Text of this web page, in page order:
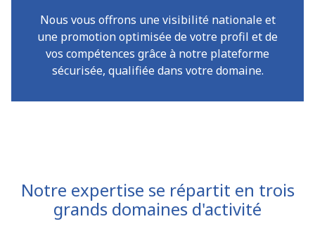
Nous vous offrons une visibilité nationale et
une promotion optimisée de votre profil et de
vos compétences grâce à notre plateforme
sécurisée, qualifiée dans votre domaine.
Notre expertise se répartit en trois
grands domaines d'activité